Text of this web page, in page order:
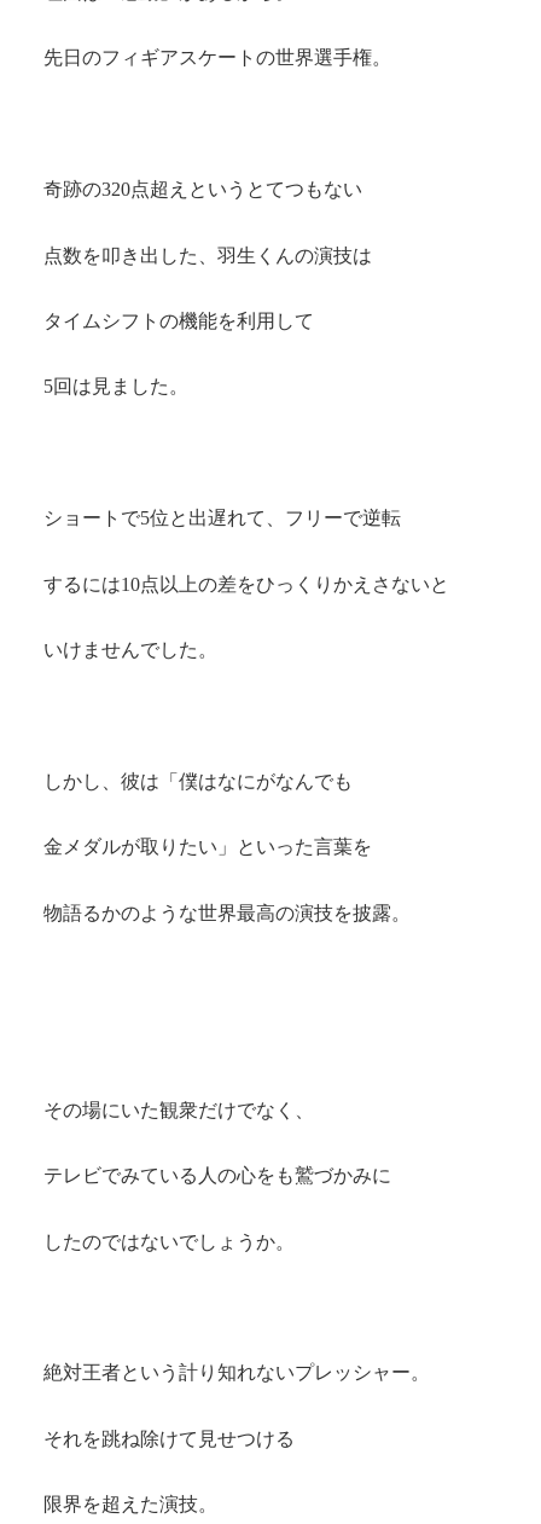
先日のフィギアスケートの世界選手権。
奇跡の320点超えというとてつもない
点数を叩き出した、羽生くんの演技は
タイムシフトの機能を利用して
5回は見ました。
ショートで5位と出遅れて、フリーで逆転
するには10点以上の差をひっくりかえさないと
いけませんでした。
しかし、彼は「僕はなにがなんでも
金メダルが取りたい」といった言葉を
物語るかのような世界最高の演技を披露。
その場にいた観衆だけでなく、
テレビでみている人の心をも鷲づかみに
したのではないでしょうか。
絶対王者という計り知れないプレッシャー。
それを跳ね除けて見せつける
限界を超えた演技。